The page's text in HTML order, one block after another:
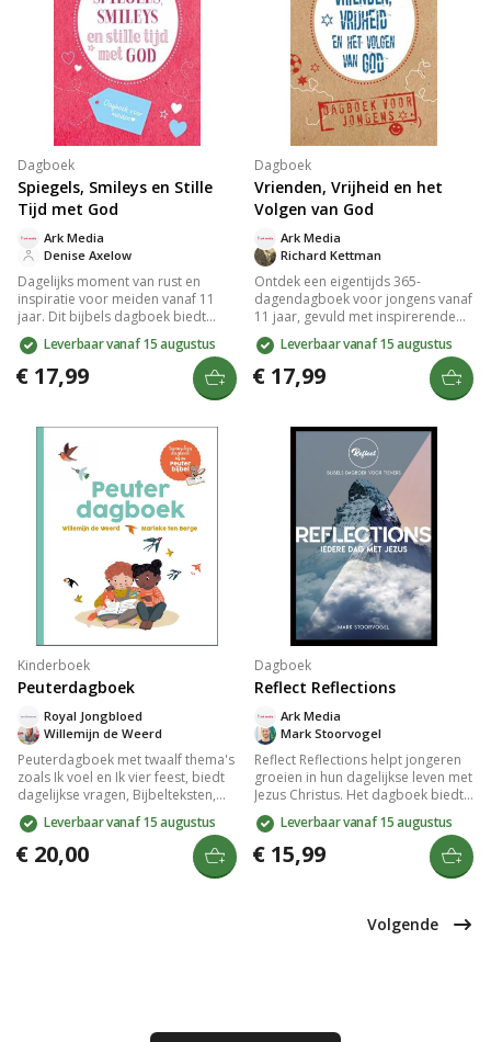
Dagboek
Spiegels, Smileys en Stille
Tijd met God
Denise Axelow
Ark Media
Dagelijks moment van rust en
inspiratie voor meiden vanaf 11
jaar. Dit bijbels dagboek biedt
herkenbare thema's als liefde en
vergeving, met korte teksten en
bijbelteksten. Hippe uitvoering met
stevig karton-omslag. Perfect
cadeau om plezier en verdieping
Leverbaar vanaf 15 augustus
€ 17,99
Dagboek
Vrienden, Vrijheid en het
Volgen van God
Richard Kettman
Ark Media
Ontdek een eigentijds 365-
dagendagboek voor jongens vanaf
11 jaar, gevuld met inspirerende
bijbelteksten en korte stukken over
relevante thema's zoals
vriendschap, keuzes maken en
vergeving. Met een stoere
vormgeving en praktische inhoud
jongeren helpt hun geloof te
Leverbaar vanaf 15 augustus
€ 17,99
Kinderboek
Peuterdagboek
Willemijn de Weerd
Royal Jongbloed
Peuterdagboek met twaalf thema's
zoals Ik voel en Ik vier feest, biedt
dagelijkse vragen, Bijbelteksten,
uitleg en gebed voor kinderen van
2-4 jaar. Met qr-code voor liedje en
illustraties van Marieke ten Berge,
stimuleert het gesprekken en
Leverbaar vanaf 15 augustus
€ 20,00
Dagboek
Reflect Reflections
Mark Stoorvogel
Ark Media
Reflect Reflections helpt jongeren
groeien in hun dagelijkse leven met
Jezus Christus. Het dagboek biedt
dagboekstukjes, getuigenissen en
schrijfruimte voor persoonlijke
reflectie. Ontdek het leven vanuit
het Nieuwe Testament en
onderhoud een levende relatie
Leverbaar vanaf 15 augustus
€ 15,99
Volgende